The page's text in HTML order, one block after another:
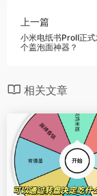
上一篇
小米电纸书ProⅡ正
个盖泡面神器？
相关文章